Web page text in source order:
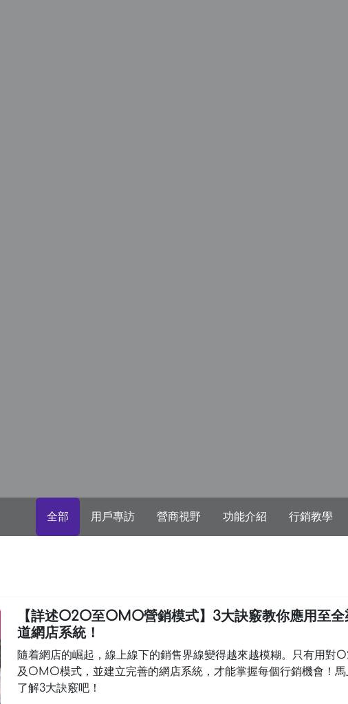
全部 用戶專訪 營商視野 功能介紹 行銷教學
【詳述O2O至OMO營銷模式】3大訣竅教你應用至全
道網店系統！
隨着網店的崛起，線上線下的銷售界線變得越來越模糊。只有用對
及OMO模式，並建立完善的網店系統，才能掌握每個行銷機會！馬
了解3大訣竅吧！